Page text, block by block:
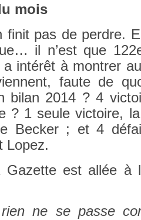
mois
finit pas de per­dre.
il n’est que
intérêt à montr­er
faute de
bilan 2014 ? 4
? 1 seule vic­toire,
Be­ck­er ; et 4
Lopez.
Gazet­te est allée à
ne se passe